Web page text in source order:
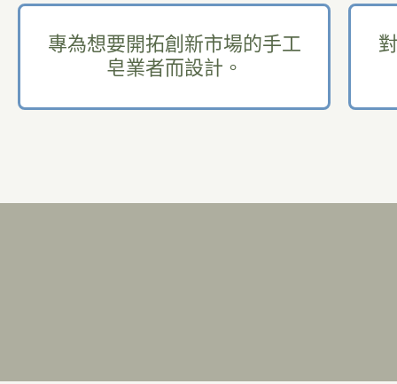
專為想要開拓創新市場的手工
皂業者而設計。